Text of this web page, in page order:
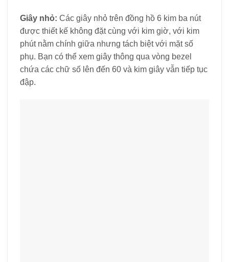
Giây nhỏ: Các giây nhỏ trên đồng hồ 6 kim ba nút
được thiết kế không đặt cùng với kim giờ, với kim
phút nằm chính giữa nhưng tách biệt với mặt số
phụ. Bạn có thể xem giây thông qua vòng bezel
chứa các chữ số lên đến 60 và kim giây vẫn tiếp tục
đập.